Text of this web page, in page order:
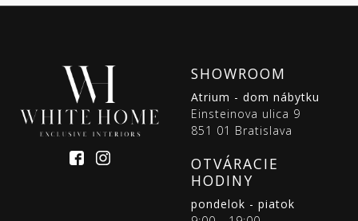
SHOWROOM
Atrium - dom nábytku
Einsteinova ulica 9
851 01 Bratislava
OTVÁRACIE
HODINY
pondelok - piatok